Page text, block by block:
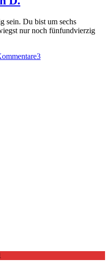
sein. Du bist um sechs
nur noch fünfundvierzig
3